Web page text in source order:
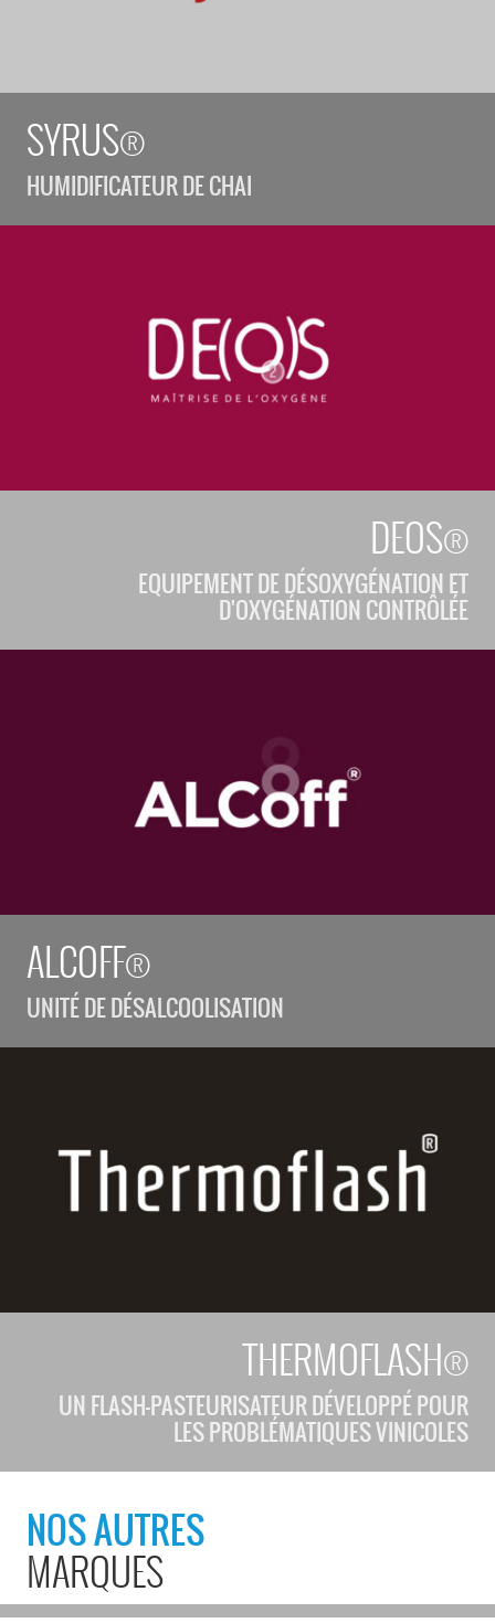
SYRUS®
HUMIDIFICATEUR DE CHAI
DEOS®
EQUIPEMENT DE DÉSOXYGÉNATION ET
D'OXYGÉNATION CONTRÔLÉE
ALCOFF®
UNITÉ DE DÉSALCOOLISATION
THERMOFLASH®
UN FLASH-PASTEURISATEUR DÉVELOPPÉ POUR
LES PROBLÉMATIQUES VINICOLES
NOS AUTRES
MARQUES